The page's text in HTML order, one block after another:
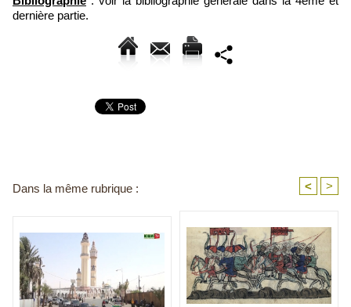
dernière partie.
Dans la même rubrique : < >